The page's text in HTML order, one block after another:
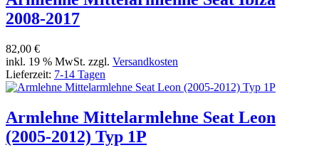
2008-2017
82,00 €
inkl. 19 % MwSt. zzgl. Versandkosten
Lieferzeit: 7-14 Tagen
Armlehne Mittelarmlehne Seat Leon
(2005-2012) Typ 1P